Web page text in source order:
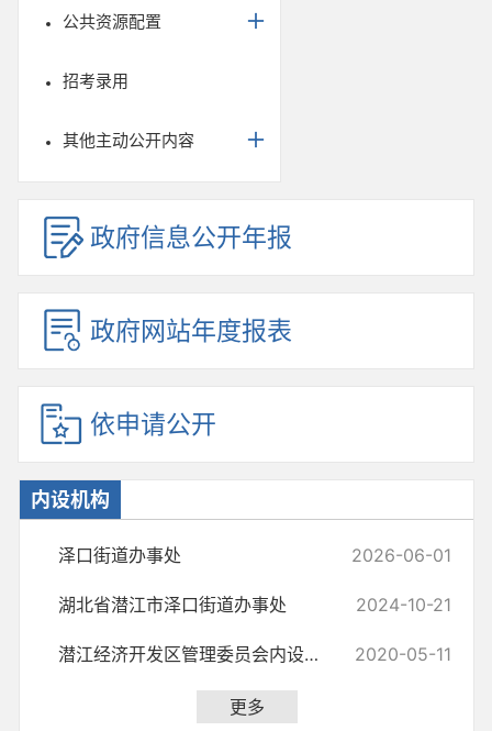
公共资源配置
招考录用
其他主动公开内容
政府信息公开年报
政府网站年度报表
依申请公开
内设机构
泽口街道办事处 2026-06-01
湖北省潜江市泽口街道办事处 2024-10-21
潜江经济开发区管理委员会内设机构 2020-05-11
更多